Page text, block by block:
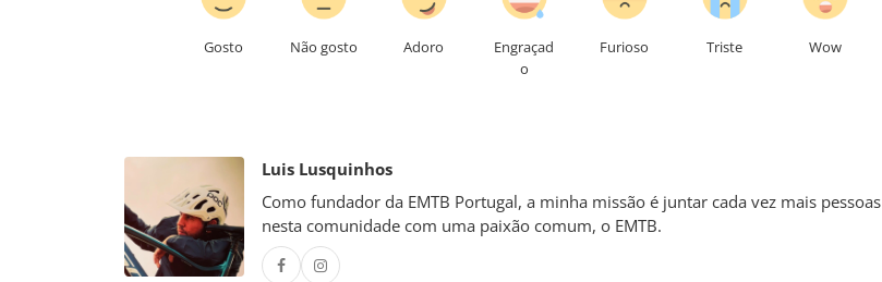
Gosto Não gosto Adoro
Engraçad
o
Furioso Triste Wow
Luis Lusquinhos
Como fundador da EMTB Portugal, a minha missão é juntar cada vez mais pessoas
nesta comunidade com uma paixão comum, o EMTB.